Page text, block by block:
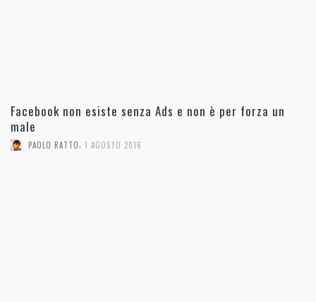
Facebook non esiste senza Ads e non è per forza un
male
PAOLO RATTO, 1 AGOSTO 2016